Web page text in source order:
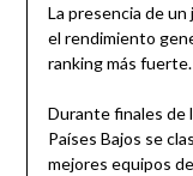
La presencia de un
el rendimiento
ranking más fuerte.
Durante finales de
Países Bajos se
mejores equipos